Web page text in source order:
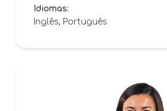
Idiomas:
Inglês, Português